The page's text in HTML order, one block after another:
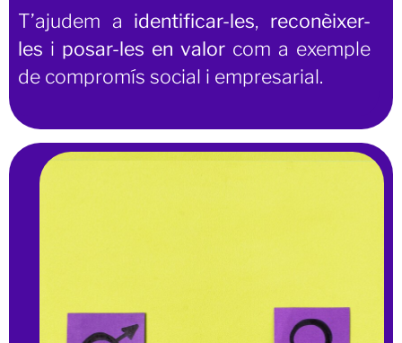
T’ajudem a identificar-les, reconèixer-
les i posar-les en valor com a exemple
de compromís social i empresarial.